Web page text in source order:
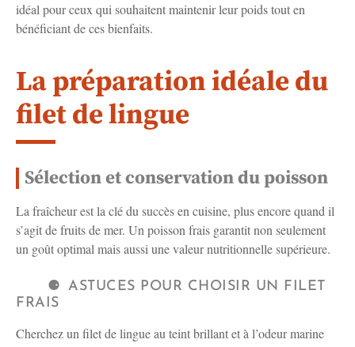
idéal pour ceux qui souhaitent maintenir leur poids tout en
bénéficiant de ces bienfaits.
La préparation idéale du
filet de lingue
Sélection et conservation du poisson
La fraîcheur est la clé du succès en cuisine, plus encore quand il
s’agit de fruits de mer. Un poisson frais garantit non seulement
un goût optimal mais aussi une valeur nutritionnelle supérieure.
ASTUCES POUR CHOISIR UN FILET
FRAIS
Cherchez un filet de lingue au teint brillant et à l’odeur marine